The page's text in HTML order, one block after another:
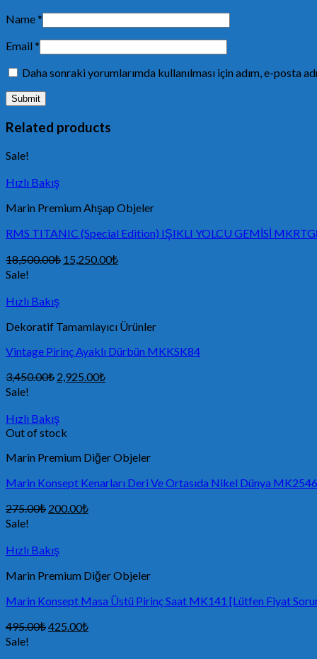
Name*
Email*
Daha sonraki yorumlarımda kullanılması için adım, e-posta
Related products
Sale!
Hızlı Bakış
Marin Premium Ahşap Objeler
RMS TITANIC (Special Edition) IŞIKLI YOLCU GEMİSİ
18,500.00₺ 15,250.00₺
Sale!
Hızlı Bakış
Dekoratif Tamamlayıcı Ürünler
Vintage Pirinç Ayaklı Dürbün MKKSK84
3,450.00₺ 2,925.00₺
Sale!
Hızlı Bakış
Out of stock
Marin Premium Diğer Objeler
Marin Konsept Kenarları Deri Ve Ortasıda Nikel Dünya MK2546
275.00₺ 200.00₺
Sale!
Hızlı Bakış
Marin Premium Diğer Objeler
Marin Konsept Masa Üstü Pirinç Saat MK141 [Lütfen Fiyat
495.00₺425.00₺
Sale!